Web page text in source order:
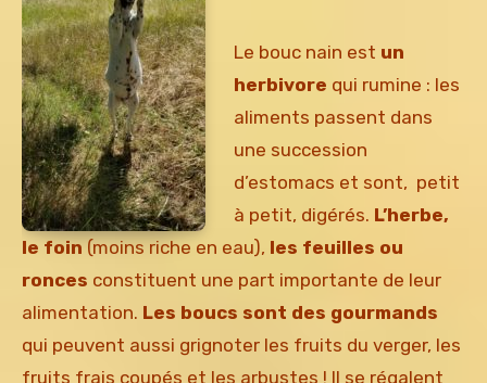
Le bouc nain est un
herbivore qui rumine : les
aliments passent dans
une succession
d’estomacs et sont, petit
à petit, digérés. L’herbe,
le foin (moins riche en eau), les feuilles ou
ronces constituent une part importante de leur
alimentation. Les boucs sont des gourmands
qui peuvent aussi grignoter les fruits du verger, les
fruits frais coupés et les arbustes ! Il se régalent